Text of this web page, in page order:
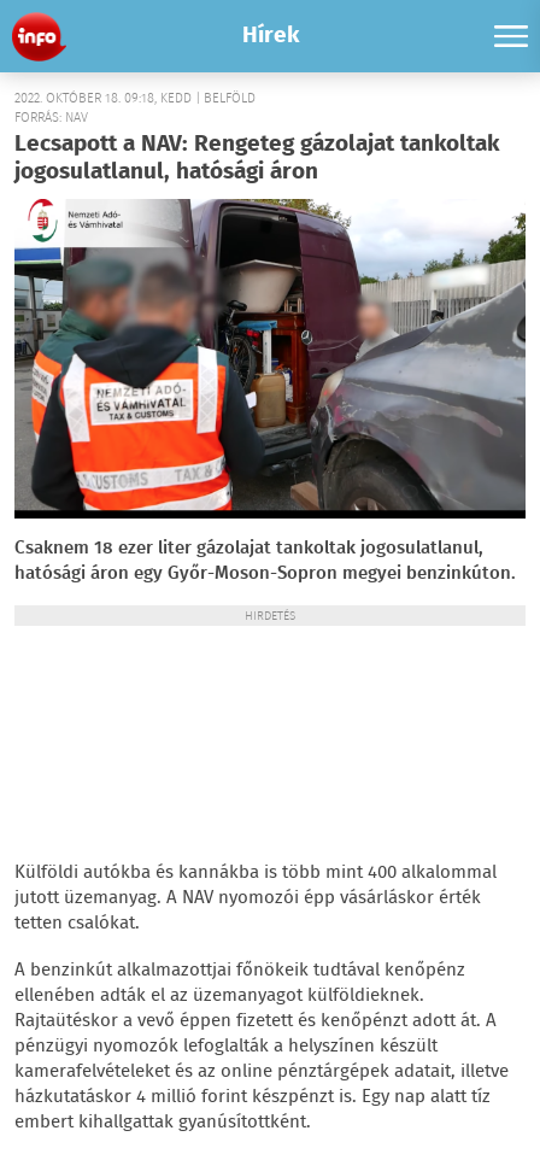
Hírek
2022. OKTÓBER 18. 09:18, KEDD | BELFÖLD
FORRÁS: NAV
Lecsapott a NAV: Rengeteg gázolajat tankoltak
jogosulatlanul, hatósági áron
Csaknem 18 ezer liter gázolajat tankoltak jogosulatlanul,
hatósági áron egy Győr-Moson-Sopron megyei benzinkúton.
HIRDETÉS
Külföldi autókba és kannákba is több mint 400 alkalommal
jutott üzemanyag. A NAV nyomozói épp vásárláskor érték
tetten csalókat.
A benzinkút alkalmazottjai főnökeik tudtával kenőpénz
ellenében adták el az üzemanyagot külföldieknek.
Rajtaütéskor a vevő éppen fizetett és kenőpénzt adott át. A
pénzügyi nyomozók lefoglalták a helyszínen készült
kamerafelvételeket és az online pénztárgépek adatait, illetve
házkutatáskor 4 millió forint készpénzt is. Egy nap alatt tíz
embert kihallgattak gyanúsítottként.